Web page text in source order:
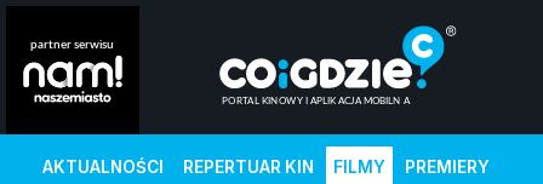
AKTUALNOŚCI REPERTUAR KIN FILMY PREMIERY